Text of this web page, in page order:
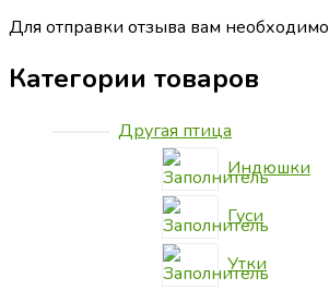
Для отправки отзыва вам необходимо
Категории товаров
Другая птица
Индюшки
Гуси
Утки